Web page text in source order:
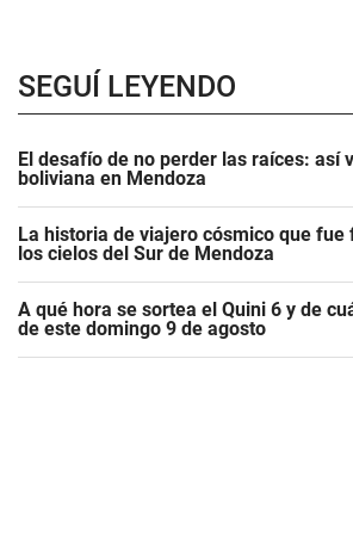
SEGUÍ LEYENDO
El desafío de no perder las raíces: así
boliviana en Mendoza
La historia de viajero cósmico que
los cielos del Sur de Mendoza
A qué hora se sortea el Quini 6 y de
de este domingo 9 de agosto